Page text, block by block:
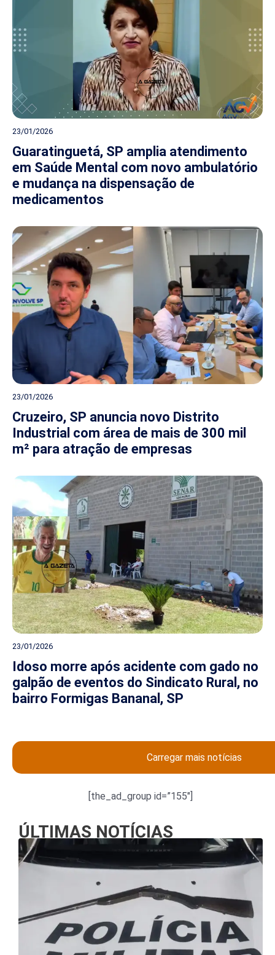
23/01/2026
Guaratinguetá, SP amplia atendimento
em Saúde Mental com novo ambulatório
e mudança na dispensação de
medicamentos
23/01/2026
Cruzeiro, SP anuncia novo Distrito
Industrial com área de mais de 300 mil
m² para atração de empresas
23/01/2026
Idoso morre após acidente com gado no
galpão de eventos do Sindicato Rural, no
bairro Formigas Bananal, SP
Carregar mais notícias
[the_ad_group id=”155″]
ÚLTIMAS NOTÍCIAS